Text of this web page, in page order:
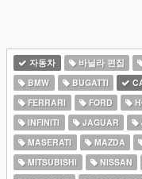
자동차 바닐라 편집
BMW
BUGATTI
FERRARI
FORD
INFINITI
JAGUAR
MASERATI
MAZDA
MITSUBISHI
NISSAN